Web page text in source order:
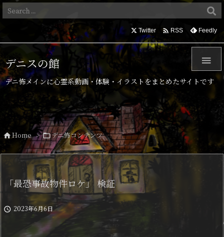

Twitter  RSS Feedly
デニスの館
デニ怖メインに心霊系動画・体験・イラストをまとめたサイトです
Home > デニ怖コンテンツ
「最恐事故物件ロケ」 検証
 2023年6月6日